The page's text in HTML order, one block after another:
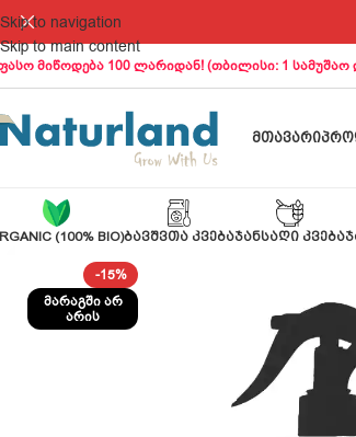
Skip to navigation
Skip to main content
მიწოდება 100 ლარიდან! (თბილისი: 1 სამუშაო
ᲛᲗᲐᲕᲐᲠᲘ
(100% BIO)ᲑᲐᲕᲨᲕᲗᲐ ᲙᲕᲔᲑᲐᲯᲐᲜᲡᲐᲦᲘ ᲙᲕᲔᲑᲐ
-15%
ᲛᲐᲠᲐᲒᲨᲘ ᲐᲠ
ᲐᲠᲘᲡ